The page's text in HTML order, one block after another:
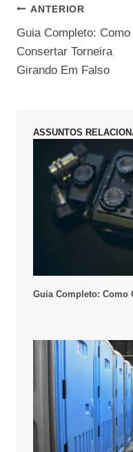
Navegação
de
Post
ANTERIOR
Guia Completo: Como
Consertar Torneira
Girando Em Falso
ASSUNTOS
Guia Completo: Como